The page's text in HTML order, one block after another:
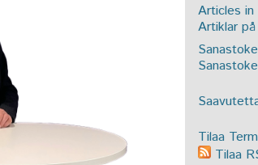
Articles in
Artiklar
Tilaa
Tilaa